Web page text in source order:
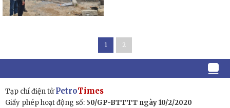
1 2
Tạp chí điện tửPetroTimes
Giấy phép hoạt động số: 50/GP-BTTTT ngày 10/2/2020